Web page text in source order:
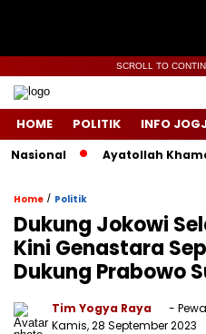
SCROLL TO
HOME POLITIK INFO
Ayatollah
Home / Politik
Dukung Jokowi
Kini Genastara
Dukung Prabowo
Tim Yogya Raya
-
Kamis, 28 September 2023